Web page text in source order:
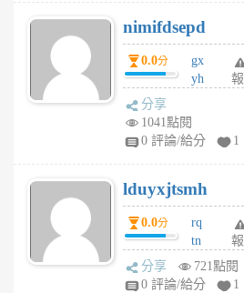
U
5
個
月
nimifdsepd
0.0分
gx
yh
jl
月
前
報
分享
1041點閱
0 評論/給分
1
lduyxjtsmh
0.0分
rq
tn
jt
gl
報
分享
721點閱
0 評論/給分
1